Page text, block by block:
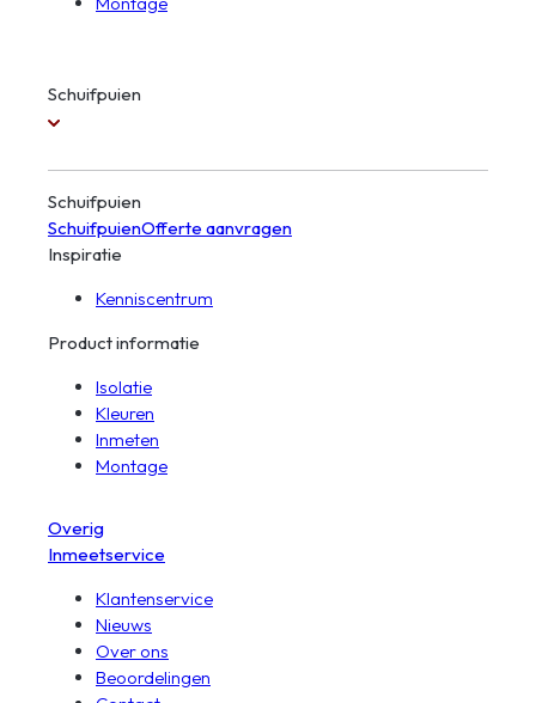
Schuifpuien
Schuifpuien
SchuifpuienOfferte aanvragen
Inspiratie
Kenniscentrum
Product informatie
Isolatie
Kleuren
Inmeten
Montage
Overig
Inmeetservice
Klantenservice
Nieuws
Over ons
Beoordelingen